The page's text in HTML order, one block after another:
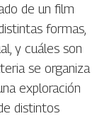
de un film
formas,
y cuáles son
se organiza
exploración
distintos